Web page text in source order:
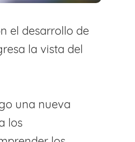
el desarrollo de
la vista del
una nueva
los